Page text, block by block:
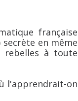
française
secrète en même
rebelles à toute
l'apprendrait-on